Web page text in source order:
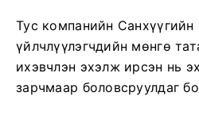
Тус компанийн Санхүүгийн
үйлчлүүлэгчдийн мөнгө
ихэвчлэн эхэлж ирсэн нь
зарчмаар боловсруулдаг